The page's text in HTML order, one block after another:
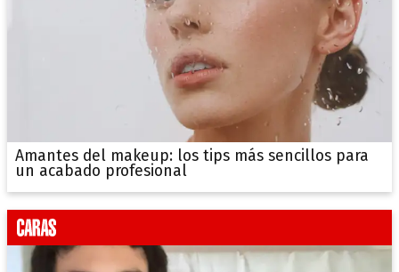
Amantes del makeup: los tips más sencillos para
un acabado profesional